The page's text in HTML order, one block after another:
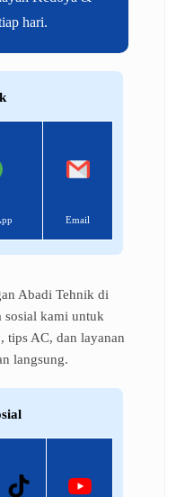
hari.
Email
Abadi Tehnik di
sosial kami untuk
tips AC, dan layanan
langsung.